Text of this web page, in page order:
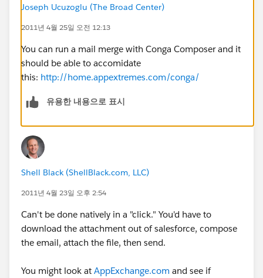
Joseph Ucuzoglu (The Broad Center)
2011년 4월 25일 오전 12:13
You can run a mail merge with Conga Composer and it
should be able to accomidate
this: http://home.appextremes.com/conga/
유용한 내용으로 표시
Shell Black (ShellBlack.com, LLC)
2011년 4월 23일 오후 2:54
Can't be done natively in a "click." You'd have to
download the attachment out of salesforce, compose
the email, attach the file, then send.
You might look at AppExchange.com and see if